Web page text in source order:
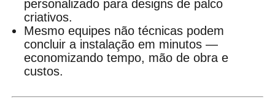
personalizado para designs de palco
criativos.
Mesmo equipes não técnicas podem
concluir a instalação em minutos —
economizando tempo, mão de obra e
custos.